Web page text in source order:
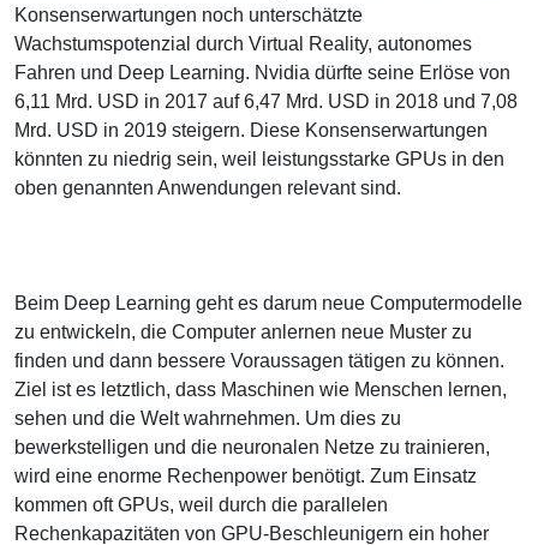
Konsenserwartungen noch unterschätzte
Wachstumspotenzial durch Virtual Reality, autonomes
Fahren und Deep Learning. Nvidia dürfte seine Erlöse von
6,11 Mrd. USD in 2017 auf 6,47 Mrd. USD in 2018 und 7,08
Mrd. USD in 2019 steigern. Diese Konsenserwartungen
könnten zu niedrig sein, weil leistungsstarke GPUs in den
oben genannten Anwendungen relevant sind.
Beim Deep Learning geht es darum neue Computermodelle
zu entwickeln, die Computer anlernen neue Muster zu
finden und dann bessere Voraussagen tätigen zu können.
Ziel ist es letztlich, dass Maschinen wie Menschen lernen,
sehen und die Welt wahrnehmen. Um dies zu
bewerkstelligen und die neuronalen Netze zu trainieren,
wird eine enorme Rechenpower benötigt. Zum Einsatz
kommen oft GPUs, weil durch die parallelen
Rechenkapazitäten von GPU-Beschleunigern ein hoher